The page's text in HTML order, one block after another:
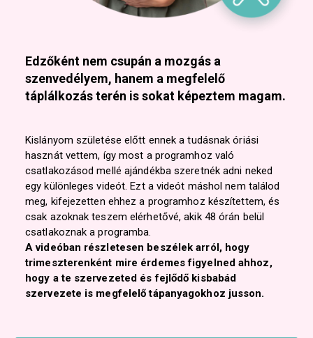
Edzőként nem csupán a mozgás a
szenvedélyem, hanem a megfelelő
táplálkozás terén is sokat képeztem magam.
Kislányom születése előtt ennek a tudásnak óriási
hasznát vettem, így most a programhoz való
csatlakozásod mellé ajándékba szeretnék adni neked
egy különleges videót. Ezt a videót máshol nem találod
meg, kifejezetten ehhez a programhoz készítettem, és
csak azoknak teszem elérhetővé, akik 48 órán belül
csatlakoznak a programba.
A videóban részletesen beszélek arról, hogy
trimeszterenként mire érdemes figyelned ahhoz,
hogy a te szervezeted és fejlődő kisbabád
szervezete is megfelelő tápanyagokhoz jusson.